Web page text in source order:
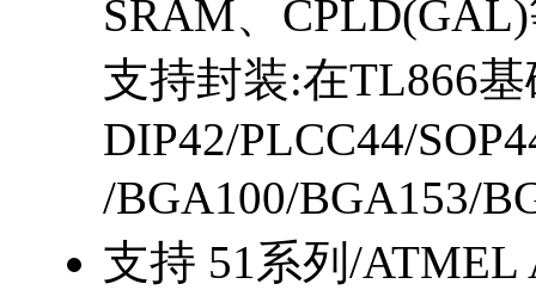
SRAM、
支持封装:在TL866
DIP42/PLCC44/
/BGA100/BGA153/
支持 51系列/ATMEL